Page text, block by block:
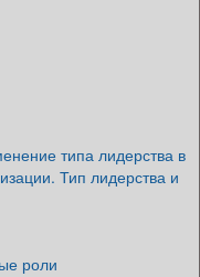
типа лидерства в
Тип лидерства и
роли